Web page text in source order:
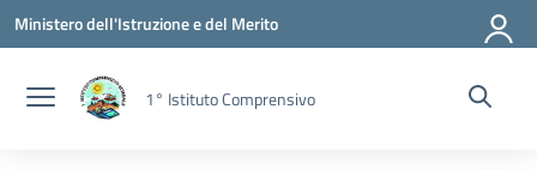
Vai ai contenuti
Vai al menu di navigazione
Vai al footer
Ministero dell'Istruzione e del Merito
1° Istituto Comprensivo